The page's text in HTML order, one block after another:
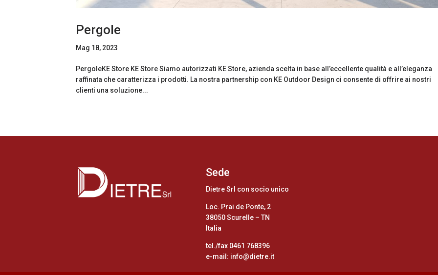
Pergole
Mag 18, 2023
PergoleKE Store KE Store Siamo autorizzati KE Store, azienda scelta in base all’eccellente qualità e all’eleganza
raffinata che caratterizza i prodotti. La nostra partnership con KE Outdoor Design ci consente di offrire ai nostri
clienti una soluzione...
Sede
Dietre Srl con socio unico
Loc. Prai de Ponte, 2
38050 Scurelle – TN
Italia
tel./fax 0461 768396
e-mail: info@dietre.it